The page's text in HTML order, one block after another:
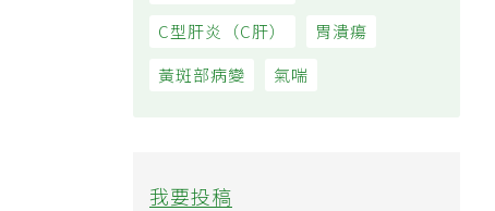
C型肝炎（C肝）
胃潰瘍
黃斑部病變
氣喘
我要投稿